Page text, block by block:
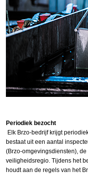
Periodiek bezocht
Elk Brzo-bedrijf krijgt
bestaat uit een aantal
(Brzo-omgevingsdiensten),
veiligheidsregio. Tijdens het
houdt aan de regels van het